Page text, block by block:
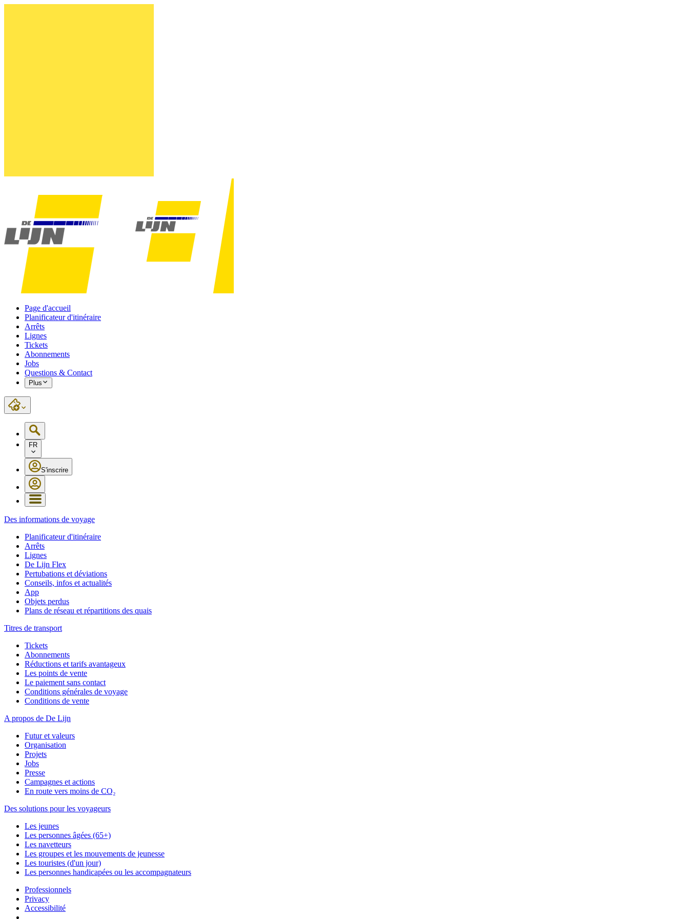
Page d'accueil
Planificateur d'itinéraire
Arrêts
Lignes
Tickets
Abonnements
Jobs
Questions & Contact
Plus
FR
S'inscrire
Des informations de voyage
Planificateur d'itinéraire
Arrêts
Lignes
De Lijn Flex
Pertubations et déviations
Conseils, infos et actualités
App
Objets perdus
Plans de réseau et répartitions des quais
Titres de transport
Tickets
Abonnements
Réductions et tarifs avantageux
Les points de vente
Le paiement sans contact
Conditions générales de voyage
Conditions de vente
A propos de De Lijn
Futur et valeurs
Organisation
Projets
Jobs
Presse
Campagnes et actions
En route vers moins de CO₂
Des solutions pour les voyageurs
Les jeunes
Les personnes âgées (65+)
Les navetteurs
Les groupes et les mouvements de jeunesse
Les touristes (d'un jour)
Les personnes handicapées ou les accompagnateurs
Professionnels
Privacy
Accessibilité